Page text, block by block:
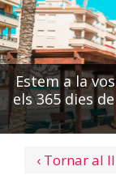
Estem a la
els 365 dies
‹ Tornar al